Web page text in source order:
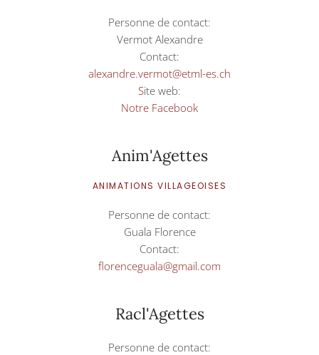
Personne de contact:
Vermot Alexandre
Contact:
alexandre.vermot@etml-es.ch
Site web:
Notre Facebook
Anim'Agettes
ANIMATIONS VILLAGEOISES
Personne de contact:
Guala Florence
Contact:
florenceguala@gmail.com
Racl'Agettes
Personne de contact: